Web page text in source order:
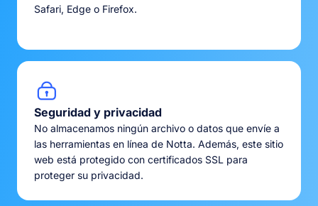
Safari, Edge o Firefox.
Seguridad y privacidad
No almacenamos ningún archivo o datos que envíe a
las herramientas en línea de Notta. Además, este sitio
web está protegido con certificados SSL para
proteger su privacidad.